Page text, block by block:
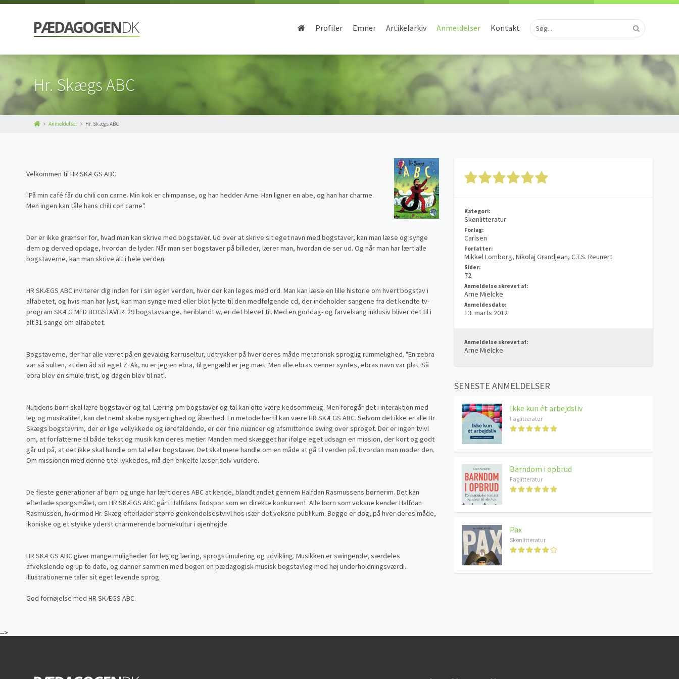
Profiler Emner Artikelarkiv Anmeldelser Kontakt
Hr. Skægs ABC
Anmeldelser Hr. Skægs ABC
Velkommen til HR SKÆGS ABC.
"På min café får du chili con carne. Min kok er chimpanse, og han hedder Arne. Han ligner en abe, og han har charme.
Men ingen kan tåle hans chili con carne".
Der er ikke grænser for, hvad man kan skrive med bogstaver. Ud over at skrive sit eget navn med bogstaver, kan man læse og synge
dem og derved opdage, hvordan de lyder. Når man ser bogstaver på billeder, lærer man, hvordan de ser ud. Og når man har lært alle
bogstaverne, kan man skrive alt i hele verden.
HR SKÆGS ABC inviterer dig inden for i sin egen verden, hvor der kan leges med ord. Man kan læse en lille historie om hvert bogstav i
alfabetet, og hvis man har lyst, kan man synge med eller blot lytte til den medfølgende cd, der indeholder sangene fra det kendte tv-
program SKÆG MED BOGSTAVER. 29 bogstavsange, heriblandt w, er det blevet til. Med en goddag- og farvelsang inklusiv bliver det til i
alt 31 sange om alfabetet.
Bogstaverne, der har alle været på en gevaldig karruseltur, udtrykker på hver deres måde metaforisk sproglig rummelighed. "En zebra
var så sulten, at den åd sit eget Z. Ak, nu er jeg en ebra, til gengæld er jeg mæt. Men alle ebras venner syntes, ebras navn var plat. Så
ebra blev en smule trist, og dagen blev til nat".
Nutidens børn skal lære bogstaver og tal. Læring om bogstaver og tal kan ofte være kedsommelig. Men foregår det i interaktion med
leg og musikalitet, kan det nemt skabe nysgerrighed og åbenhed. En metode hertil kan være HR SKÆGS ABC. Selvom det ikke er alle Hr
Skægs bogstavrim, der er lige vellykkede og iørefaldende, er der fine nuancer og afsmittende swing over sproget. Der er ingen tvivl
om, at forfatterne til både tekst og musik kan deres metier. Manden med skægget har ifølge eget udsagn en mission, der kort og godt
går ud på, at det ikke skal handle om tal eller bogstaver. Det skal mere handle om en måde at gå til verden på. Hvordan man møder den.
Om missionen med denne titel lykkedes, må den enkelte læser selv vurdere.
De fleste generationer af børn og unge har lært deres ABC at kende, blandt andet gennem Halfdan Rasmussens børnerim. Det kan
efterlade spørgsmålet, om HR SKÆGS ABC går i Halfdans fodspor som en direkte konkurrent. Alle børn som voksne kender Halfdan
Rasmussen, hvorimod Hr. Skæg efterlader større genkendelsestvivl hos især det voksne publikum. Begge er dog, på hver deres måde,
ikoniske og et stykke yderst charmerende børnekultur i øjenhøjde.
HR SKÆGS ABC giver mange muligheder for leg og læring, sprogstimulering og udvikling. Musikken er swingende, særdeles
afvekslende og up to date, og danner sammen med bogen en pædagogisk musisk bogstavleg med høj underholdningsværdi.
Illustrationerne taler sit eget levende sprog.
God fornøjelse med HR SKÆGS ABC.
Kategori:
Skønlitteratur
Forlag:
Carlsen
Forfatter:
Mikkel Lomborg, Nikolaj Grandjean, C.T.S. Reunert
Sider:
72
Anmeldelse skrevet af:
Arne Mielcke
Anmeldesdato:
13. marts 2012
Anmeldelse skrevet af:
Arne Mielcke
SENESTE ANMELDELSER
Ikke kun ét arbejdsliv
Faglitteratur
Barndom i opbrud
Faglitteratur
Pax
Skønlitteratur
-->